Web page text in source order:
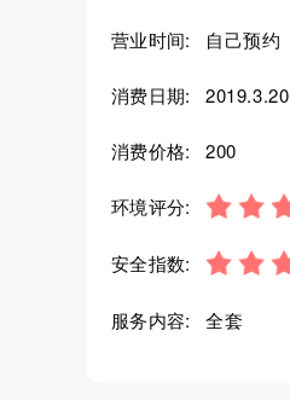
营业时间: 自己预约
消费日期: 2019.3.20
消费价格: 200
环境评分:
安全指数:
服务内容: 全套